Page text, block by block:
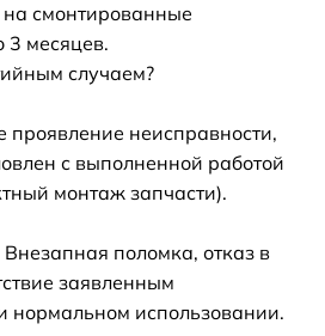
на смонтированные
месяцев.
случаем?
проявление неисправности,
с выполненной работой
монтаж запчасти).
поломка, отказ в
заявленным
нормальном использовании.